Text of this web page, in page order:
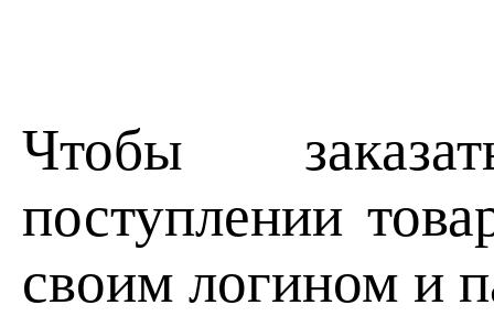
Чтобы
поступлении
своим логином и